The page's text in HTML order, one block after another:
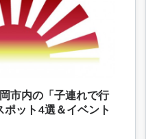
市内の「子連れで行
ポット4選＆イベント